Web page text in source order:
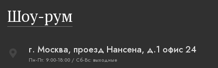
Шоу-рум
г. Москва, проезд Нансена, д.1 офис 24
Пн-Пт: 9:00-18:00 / Сб-Вс: выходные